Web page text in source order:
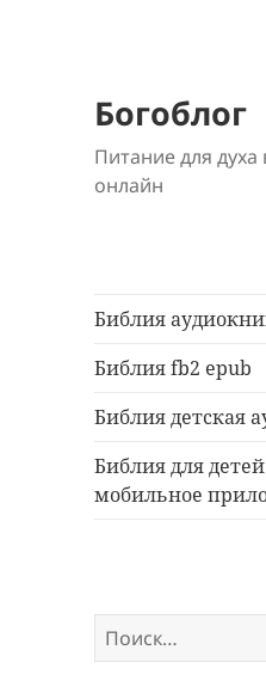
Богоблог
Питание для
онлайн
Библия
Библия fb2 epub
Библия детская
Библия для детей
мобильное
Найти: